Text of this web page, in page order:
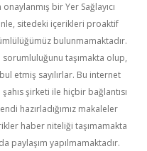
bir Yer Sağlayıcı
sitedeki içerikleri proaktif
bulunmamaktadır.
taşımakta olup,
etmiş sayılırlar. Bu internet
şirketi ile hiçbir bağlantısı
hazırladığımız makaleler
haber niteliği taşımamakta
paylaşım yapılmamaktadır.